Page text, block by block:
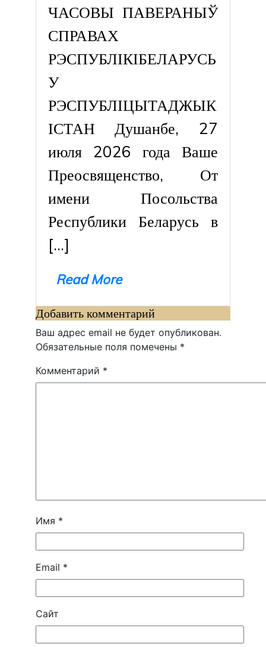
ЧАСОВЫ ПАВЕРАНЫЎ
СПРАВАХ
РЭСПУБЛІКІБЕЛАРУСЬ
У
РЭСПУБЛІЦЫТАДЖЫК
ІСТАН Душанбе, 27
июля 2026 года Ваше
Преосвященство, От
имени Посольства
Республики Беларусь в
[…]
Read More
Добавить комментарий
Ваш адрес email не будет опубликован.
Обязательные поля помечены *
Комментарий *
Имя *
Email *
Сайт